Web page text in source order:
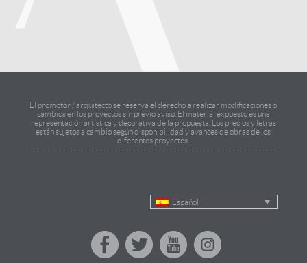
El promotor / arquitecto se reserva el derecho a realizar modificaciones o
cambios en los proyectos sin previo aviso. El material expuesto es una
representación artística y decorativa de la propuesta. Los precios y letras
están sujetos a cambio según disponibilidad y avances de obras de los
diferentes proyectos.
Español